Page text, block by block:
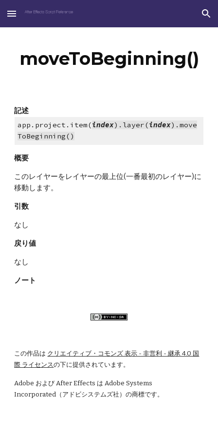
Skip to main content Skip to navigation
moveToBeginning()
記述
app.project.item(index).layer(index).move
ToBeginning()
概要
このレイヤーをレイヤーの最上位(一番最初のレイヤー)に
移動します。
引数
なし
戻り値
なし
ノート
この作品は クリエイティブ・コモンズ 表示 - 非営利 - 継承 4.0 国
際 ライセンスの下に提供されています。
Adobe および After Effects は Adobe Systems
Incorporated（アドビシステムズ社）の商標です。